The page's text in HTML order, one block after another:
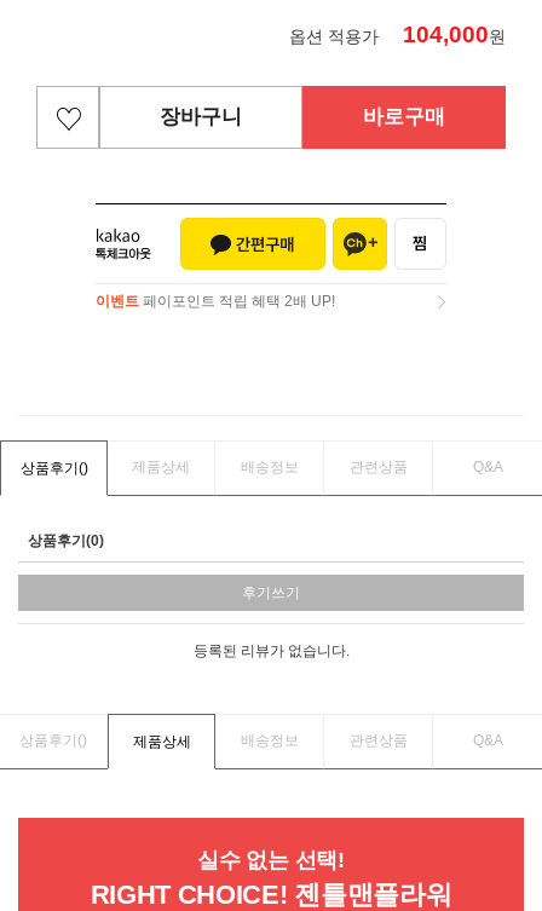
옵션 적용가 104,000원
장바구니 바로구매
이벤트 페이포인트 적립 혜택 2배 UP!
상품후기() 제품상세 배송정보 관련상품 Q&A
상품후기(0)
후기쓰기
등록된 리뷰가 없습니다.
상품후기() 제품상세 배송정보 관련상품 Q&A
실수 없는 선택!
RIGHT CHOICE! 젠틀맨플라워